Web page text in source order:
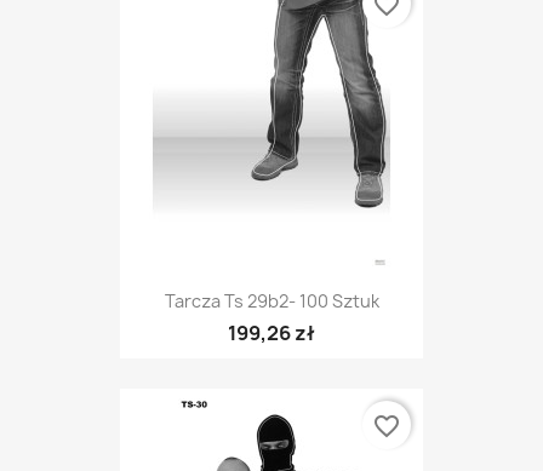
Tarcza Ts 29b2- 100 Sztuk
199,26 zł
favorite_border